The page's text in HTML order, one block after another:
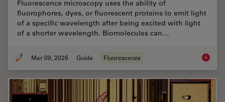
Fluorescence microscopy uses the ability of
fluorophores, dyes, or fluorescent proteins to emit light
of a specific wavelength after being excited with light
of a shorter wavelength. Biomolecules can…
Mar 09, 2026 Guida Fluorescenza A